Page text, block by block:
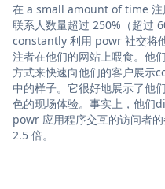
在 a small amount of time
联系人数量超过 250%（超过
constantly 利用 powr 社交将
注者在他们的网站上喂食。
方式来快速向他们的客户展示
中的样子。它很好地展示了他
色的现场体验。事实上，他们
powr 应用程序交互的访问者
2.5 倍。